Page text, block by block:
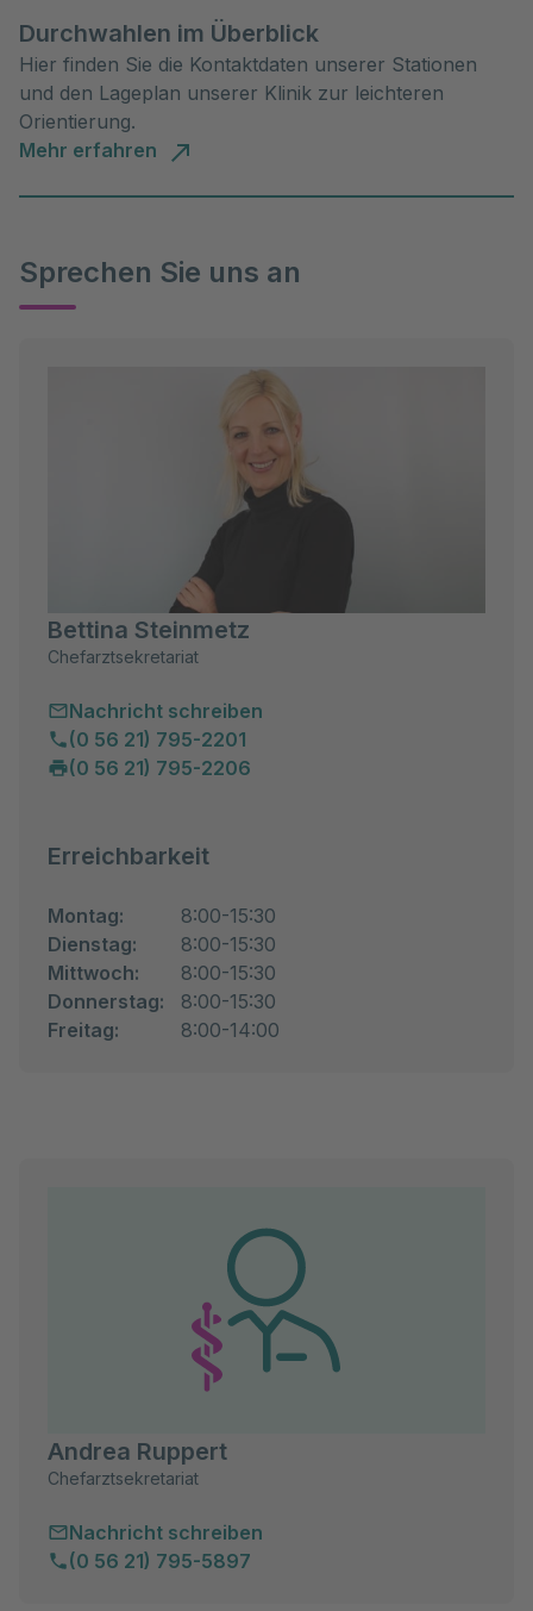
Durchwahlen im Überblick
Hier finden Sie die Kontaktdaten unserer Stationen
und den Lageplan unserer Klinik zur leichteren
Orientierung.
Mehr erfahren
Sprechen Sie uns an
Bettina Steinmetz
Chefarztsekretariat
Nachricht schreiben
(0 56 21) 795-2201
(0 56 21) 795-2206
Erreichbarkeit
Montag:
8:00-15:30
Dienstag:
8:00-15:30
Mittwoch:
8:00-15:30
Donnerstag:
8:00-15:30
Freitag:
8:00-14:00
Andrea Ruppert
Chefarztsekretariat
Nachricht schreiben
(0 56 21) 795-5897